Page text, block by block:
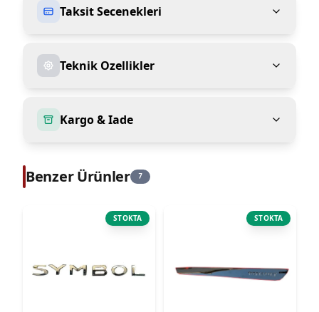
Taksit Secenekleri
Teknik Ozellikler
Kargo & Iade
Benzer Ürünler 7
STOKTA STOKTA